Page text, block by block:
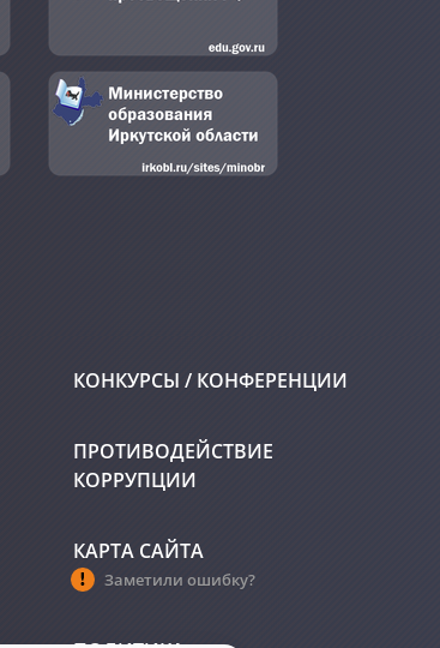
КОНКУРСЫ / КОНФЕРЕНЦИИ
ПРОТИВОДЕЙСТВИЕ
КОРРУПЦИИ
КАРТА САЙТА
Заметили ошибку?